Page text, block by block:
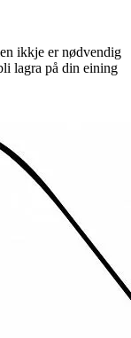
ikkje er nødvendig
lagra på din eining